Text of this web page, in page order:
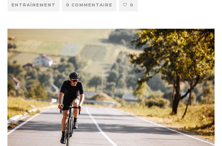
ENTRAÎNEMENT 0 COMMENTAIRE 0